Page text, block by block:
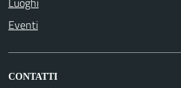
Eventi
CONTATTI